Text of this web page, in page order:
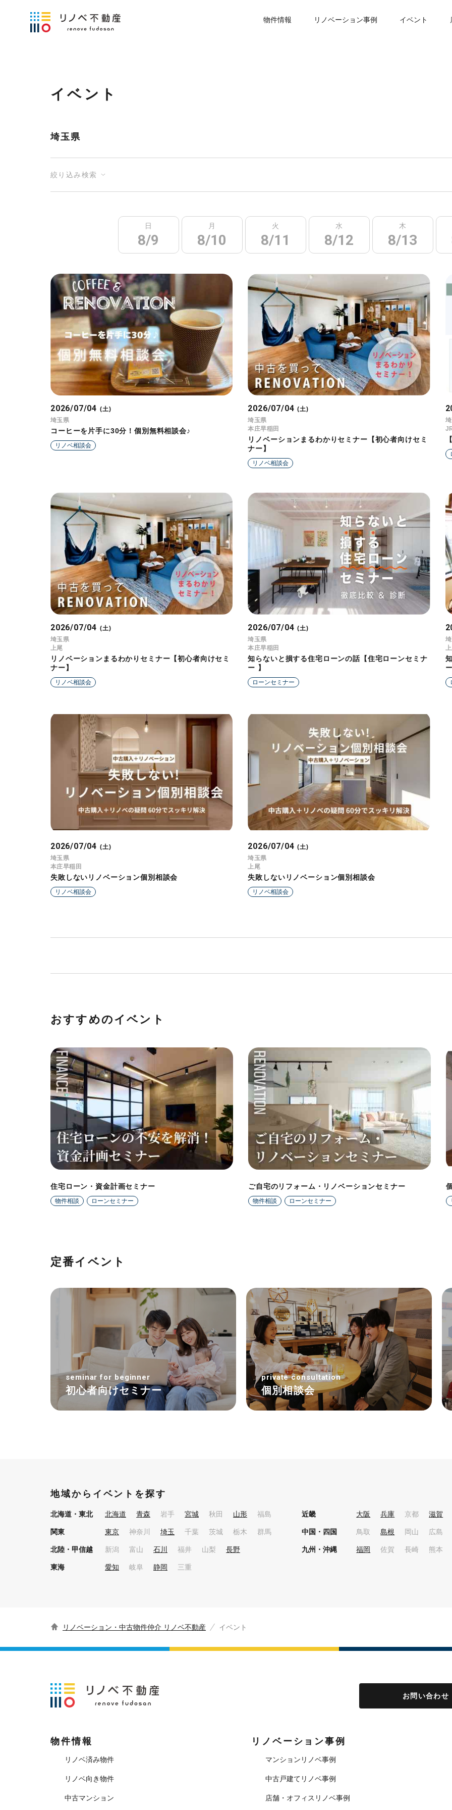
物件情報 リノベーション事例 イベント
イベント
埼玉県
絞り込み検索
日
8/9
月
8/10
火
8/11
水
8/12
木
8/13
2026/07/04 (土)
埼玉県
コーヒーを片手に30分！個別無料相談会♪
リノベ相談会
2026/07/04 (土)
埼玉県
本庄早稲田
リノベーションまるわかりセミナー【初心者向けセミ
ナー】
リノベ相談会
2026/07/04 (土)
埼玉県
上尾
リノベーションまるわかりセミナー【初心者向けセミ
ナー】
リノベ相談会
2026/07/04 (土)
埼玉県
本庄早稲田
知らないと損する住宅ローンの話【住宅ローンセミナ
ー 】
ローンセミナー
2026/07/04 (土)
埼玉県
本庄早稲田
失敗しないリノベーション個別相談会
リノベ相談会
2026/07/04 (土)
埼玉県
上尾
失敗しないリノベーション個別相談会
リノベ相談会
おすすめのイベント
住宅ローン・資金計画セミナー
物件相談 ローンセミナー
ご自宅のリフォーム・リノベーションセミナー
物件相談 ローンセミナー
定番イベント
seminar for beginner
初心者向けセミナー
private consultation
個別相談会
地域からイベントを探す
北海道・東北 北海道 青森 岩手 宮城 秋田 山形 福島
関東 東京 神奈川 埼玉 千葉 茨城 栃木 群馬
北陸・甲信越 新潟 富山 石川 福井 山梨 長野
東海 愛知 岐阜 静岡 三重
近畿 大阪 兵庫 京都 滋賀
中国・四国 鳥取 島根 岡山 広島
九州・沖縄 福岡 佐賀 長崎 熊本
リノベーション・中古物件仲介 リノベ不動産 イベント
お問い合わせ
物件情報
リノベ済み物件
リノベ向き物件
中古マンション
リノベーション事例
マンションリノベ事例
中古戸建てリノベ事例
店舗・オフィスリノベ事例